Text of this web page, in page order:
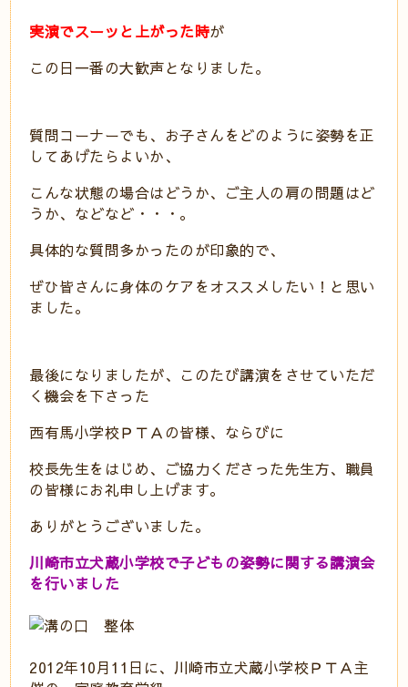
実演でスーッと上がった時が
この日一番の大歓声となりました。
質問コーナーでも、お子さんをどのように姿勢を正
してあげたらよいか、
こんな状態の場合はどうか、ご主人の肩の問題はど
うか、などなど・・・。
具体的な質問多かったのが印象的で、
ぜひ皆さんに身体のケアをオススメしたい！と思い
ました。
最後になりましたが、このたび講演をさせていただ
く機会を下さった
西有馬小学校ＰＴＡの皆様、ならびに
校長先生をはじめ、ご協力くださった先生方、職員
の皆様にお礼申し上げます。
ありがとうございました。
川崎市立犬蔵小学校で子どもの姿勢に関する講演会
を行いました
2012年10月11日に、川崎市立犬蔵小学校ＰＴＡ主